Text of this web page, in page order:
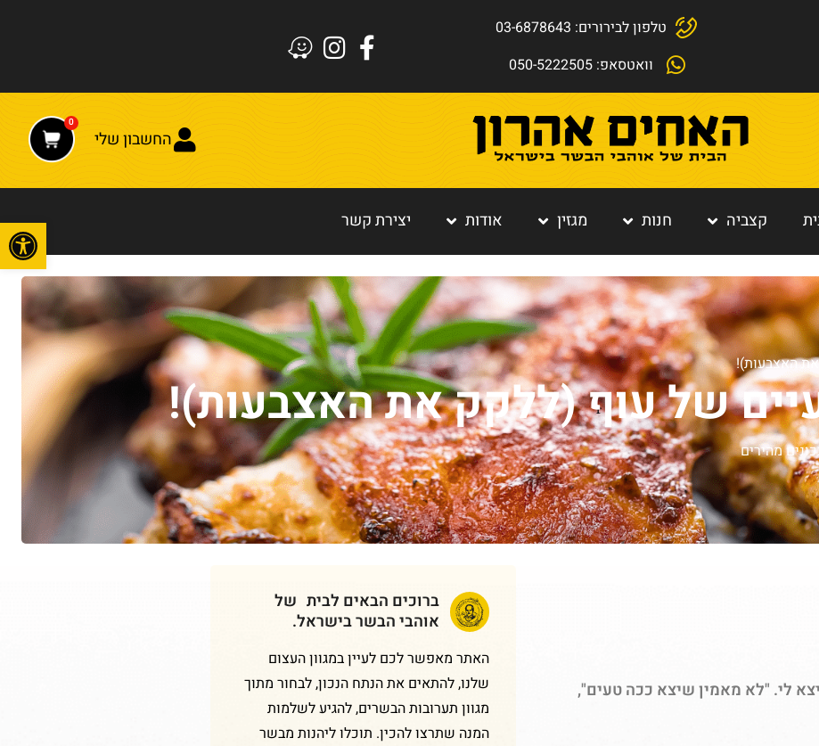
טלפון לבירורים: 03-6878643
וואטסאפ: 050-5222505
החשבון שלי
0
קצביה חנות מגזין אודות יצירת קשר
האצבעות)!
של עוף (ללקק את האצבעות)!
מהירים
לי. "לא מאמין שיצא ככה טעים",
ברוכים הבאים לבית של
אוהבי הבשר בישראל.
האתר מאפשר לכם לעיין במגוון העצום
שלנו, להתאים את הנתח הנכון, לבחור מתוך
מגוון תערובות הבשרים, להגיע לשלמות
המנה שתרצו להכין. תוכלו ליהנות מבשר